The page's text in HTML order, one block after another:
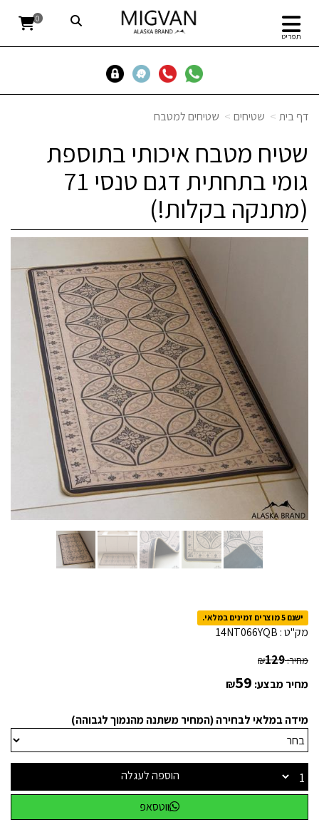
תפריט
0
דף בית שטיחים שטיחים למטבח
שטיח מטבח איכותי בתוספת
גומי בתחתית דגם טנסי 71
(מתנקה בקלות!)
ישנם 5 מוצרים זמינים במלאי.
מק"ט : 14NT066YQB
מחיר: ₪129
מחיר מבצע: ₪59
מידה במלאי לבחירה (המחיר משתנה מהנמוך לגבוהה)
הוספה לעגלה
ווטסאפ